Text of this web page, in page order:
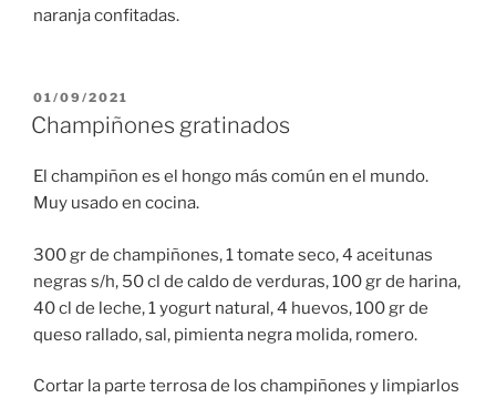
naranja confitadas.
PUBLICADO
EL
01/09/2021
Champiñones gratinados
El champiñon es el hongo más común en el mundo.
Muy usado en cocina.
300 gr de champiñones, 1 tomate seco, 4 aceitunas
negras s/h, 50 cl de caldo de verduras, 100 gr de harina,
40 cl de leche, 1 yogurt natural, 4 huevos, 100 gr de
queso rallado, sal, pimienta negra molida, romero.
Cortar la parte terrosa de los champiñones y limpiarlos